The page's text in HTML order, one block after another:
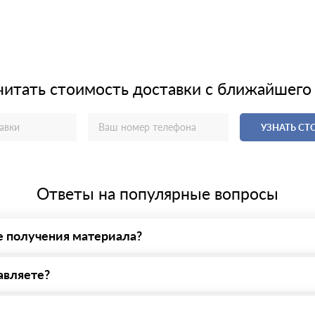
стоимость доставки с ближайшего
УЗНАТЬ
Ответы на популярные вопросы
получения материала?